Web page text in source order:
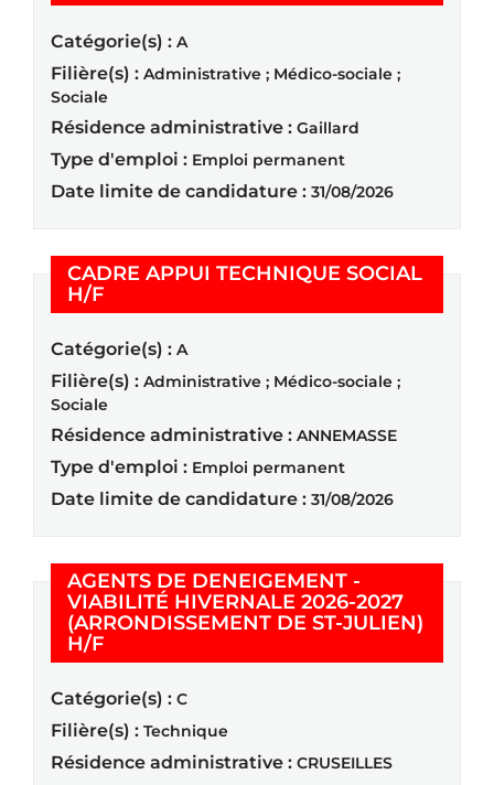
Catégorie(s) : A
Filière(s) : Administrative ; Médico-sociale ;
Sociale
Résidence administrative : Gaillard
Type d'emploi : Emploi permanent
Date limite de candidature : 31/08/2026
CADRE APPUI TECHNIQUE SOCIAL
H/F(Nouvelle fenêtre)
Catégorie(s) : A
Filière(s) : Administrative ; Médico-sociale ;
Sociale
Résidence administrative : ANNEMASSE
Type d'emploi : Emploi permanent
Date limite de candidature : 31/08/2026
AGENTS DE DENEIGEMENT -
VIABILITÉ HIVERNALE 2026-2027
(ARRONDISSEMENT DE ST-JULIEN)
H/F(Nouvelle fenêtre)
Catégorie(s) : C
Filière(s) : Technique
Résidence administrative : CRUSEILLES